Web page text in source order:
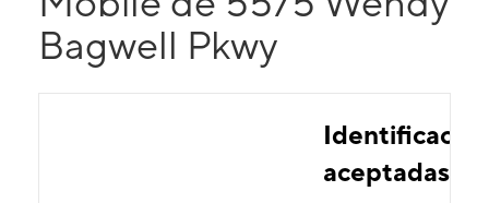
Bagwell Pkwy
aceptadas